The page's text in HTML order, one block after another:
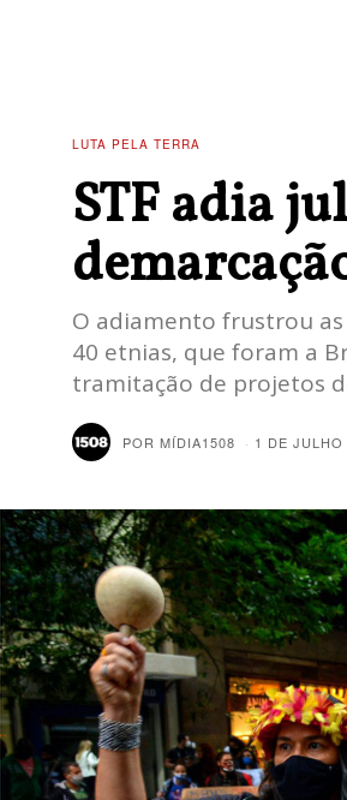
LUTA PELA TERRA
STF adia
O adiamento frustrou
40 etnias, que foram a
tramitação de projetos
POR MÍDIA1508 1 DE JULHO